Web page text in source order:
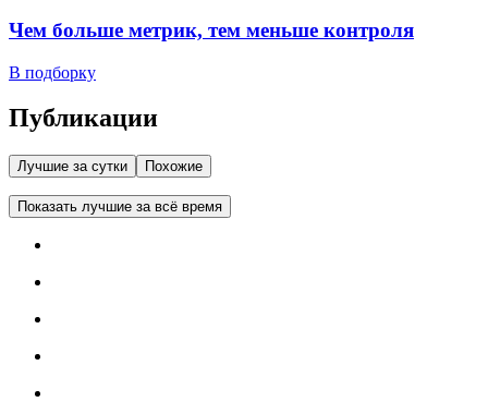
Чем больше метрик, тем меньше контроля
В подборку
Публикации
Лучшие за сутки Похожие
Показать лучшие за всё время